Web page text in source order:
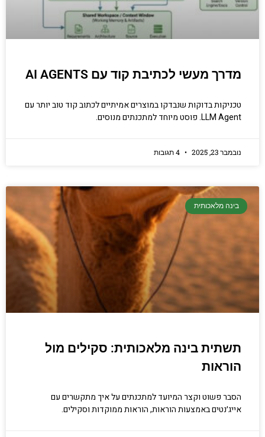
מדרך מעשי לכתיבת קוד עם AI AGENTS
טכניקות בדוקות שנבדקו במוצרים אמיתיים לכתוב קוד טוב יותר עם
LLM Agent. פוסט מיוחד למתכנתים מנוסים.
נובמבר 23, 2025
בינה מלאכותית
תשתית בינה מלאכותית: סקילים מול
הוראות
הסבר פשוט וקצר המיועד למתכנתים על איך מתקשרים עם
אייג׳נטים באמצעות הוראות, הוראות ממוקדות וסקילים.